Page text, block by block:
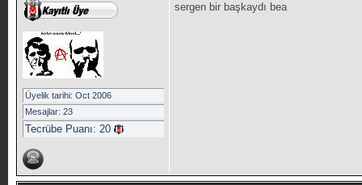
Üyelik tarihi: Oct 2006
Mesajlar: 23
Tecrübe Puanı: 20
sergen bir başkaydı bea